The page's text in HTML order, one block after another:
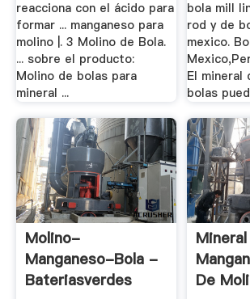
reacciona con el ácido para
formar ... manganeso para
molino |. 3 Molino de Bola.
... sobre el producto:
Molino de bolas para
mineral ...
bola mill
rod y de
mexico.
El mineral
bolas
Molino-
Manganeso-Bola -
Bateriasverdes
De